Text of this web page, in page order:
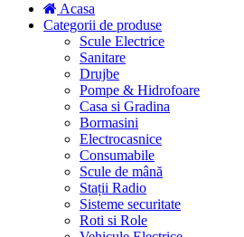
Acasa
Categorii de produse
Scule Electrice
Sanitare
Drujbe
Pompe & Hidrofoare
Casa si Gradina
Bormasini
Electrocasnice
Consumabile
Scule de mână
Stații Radio
Sisteme securitate
Roti si Role